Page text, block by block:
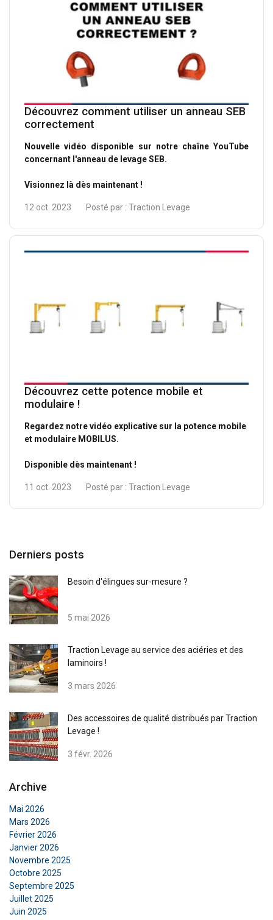
Découvrez comment utiliser un anneau SEB
correctement
Nouvelle vidéo disponible sur notre chaîne YouTube
concernant l'anneau de levage SEB.
Visionnez là dès maintenant !
12 oct. 2023 Posté par : Traction Levage
Découvrez cette potence mobile et
modulaire !
Regardez notre vidéo explicative sur la potence mobile
et modulaire MOBILUS.
Disponible dès maintenant !
11 oct. 2023 Posté par : Traction Levage
Derniers posts
Besoin d'élingues sur-mesure ?
5 mai 2026
Traction Levage au service des aciéries et des
laminoirs !
3 mars 2026
Des accessoires de qualité distribués par Traction
Levage !
3 févr. 2026
Archive
Mai 2026
Mars 2026
Février 2026
Janvier 2026
Novembre 2025
Octobre 2025
Septembre 2025
Juillet 2025
Juin 2025
Ce site Web utilise des cookies
Nous utilisons des cookies pour personnaliser le
contenu, les publicités et analyser notre trafic.
Nous partageons également des informations
sur votre utilisation de notre site avec nos
partenaires de publicité et d'analyse qui peuvent
les combiner avec d'autres informations que
vous leur avez fournies ou qu'ils ont collectées
lors de votre utilisation de leurs services.